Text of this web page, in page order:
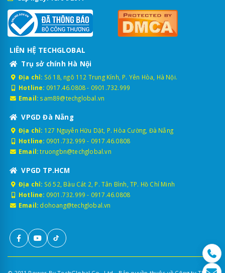
LIÊN HỆ TECHGLOBAL
Trụ sở chính Hà Nội
Địa chỉ: Số 18, ngõ 112 Trung Kính, P. Yên Hòa, Hà Nội.
Hotline: 0917.46.0808- 0901.732.999
Email: sam89@techglobal.vn
VPGD Đà Nẵng
Địa chỉ: 127 Nguyễn Hữu Dật, P. Hòa Cường, Đà Nẵng
Hotline: 0901.732.999 - 0917.46.0808
Email: truongbn@techglobal.vn
VPGD TP.HCM
Địa chỉ: Số 52, Bàu Cát 2, P. Tân Bình, TP. Hồ Chí Minh
Hotline: 0901.732.999 - 0917.46.0808
Email: dohoang@techglobal.vn